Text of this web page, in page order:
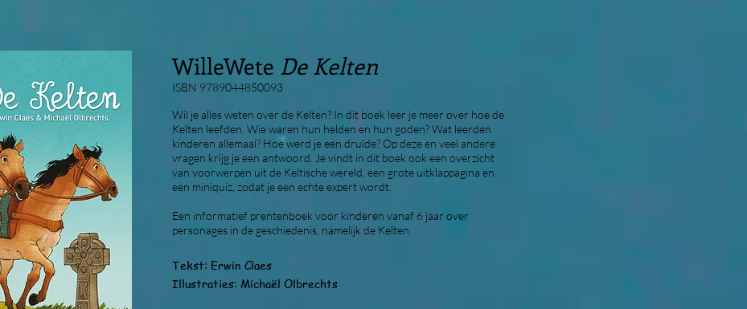
WilleWete De Kelten
ISBN 9789044850093
Wil je alles weten over de Kelten? In dit boek leer je meer over hoe de
Kelten leefden. Wie waren hun helden en hun goden? Wat leerden
kinderen allemaal? Hoe werd je een druïde? Op deze en veel andere
vragen krijg je een antwoord. Je vindt in dit boek ook een overzicht
van voorwerpen uit de Keltische wereld, een grote uitklappagina en
een miniquiz, zodat je een echte expert wordt.
Een informatief prentenboek voor kinderen vanaf 6 jaar over
personages in de geschiedenis, namelijk de Kelten.
Tekst: Erwin Claes
Illustraties: Michaël Olbrechts